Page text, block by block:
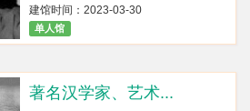
建馆时间：2023-03-30
单人馆
著名汉学家、艺术...